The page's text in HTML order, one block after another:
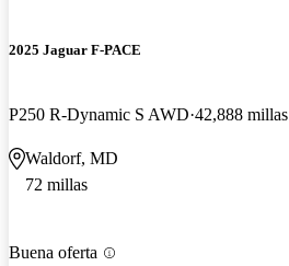
2025 Jaguar F-PACE
P250 R-Dynamic S AWD 42,888 millas
Waldorf, MD
72 millas
Buena oferta